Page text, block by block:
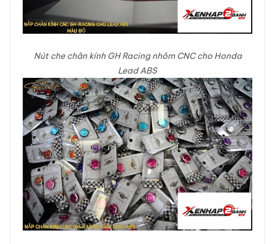
Nút che chân kính GH Racing nhôm CNC cho Honda
Lead ABS